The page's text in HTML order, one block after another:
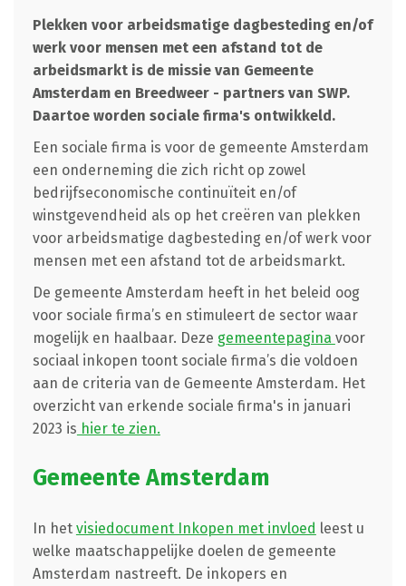
Plekken voor arbeidsmatige dagbesteding en/of
werk voor mensen met een afstand tot de
arbeidsmarkt is de missie van Gemeente
Amsterdam en Breedweer - partners van SWP.
Daartoe worden sociale firma's ontwikkeld.
Een sociale firma is voor de gemeente Amsterdam
een onderneming die zich richt op zowel
bedrijfseconomische continuïteit en/of
winstgevendheid als op het creëren van plekken
voor arbeidsmatige dagbesteding en/of werk voor
mensen met een afstand tot de arbeidsmarkt.
De gemeente Amsterdam heeft in het beleid oog
voor sociale firma’s en stimuleert de sector waar
mogelijk en haalbaar. Deze gemeentepagina voor
sociaal inkopen toont sociale firma’s die voldoen
aan de criteria van de Gemeente Amsterdam. Het
overzicht van erkende sociale firma's in januari
2023 is hier te zien.
Gemeente Amsterdam
In het visiedocument Inkopen met invloed leest u
welke maatschappelijke doelen de gemeente
Amsterdam nastreeft. De inkopers en